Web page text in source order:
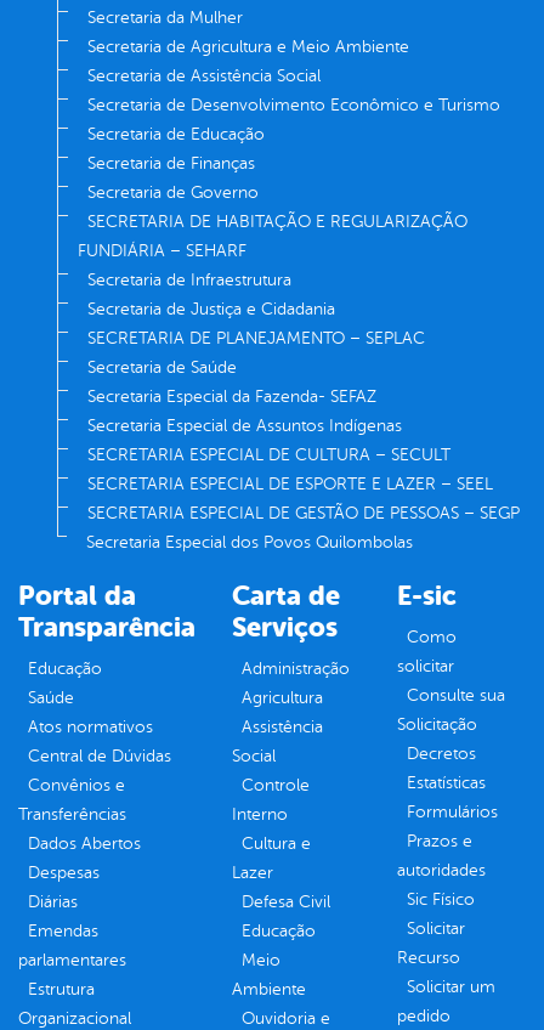
Secretaria da Mulher
Secretaria de Agricultura e Meio Ambiente
Secretaria de Assistência Social
Secretaria de Desenvolvimento Econômico e Turismo
Secretaria de Educação
Secretaria de Finanças
Secretaria de Governo
SECRETARIA DE HABITAÇÃO E REGULARIZAÇÃO
FUNDIÁRIA – SEHARF
Secretaria de Infraestrutura
Secretaria de Justiça e Cidadania
SECRETARIA DE PLANEJAMENTO – SEPLAC
Secretaria de Saúde
Secretaria Especial da Fazenda- SEFAZ
Secretaria Especial de Assuntos Indígenas
SECRETARIA ESPECIAL DE CULTURA – SECULT
SECRETARIA ESPECIAL DE ESPORTE E LAZER – SEEL
SECRETARIA ESPECIAL DE GESTÃO DE PESSOAS – SEGP
Secretaria Especial dos Povos Quilombolas
Portal da
Transparência
Educação
Saúde
Atos normativos
Central de Dúvidas
Convênios e
Transferências
Dados Abertos
Despesas
Diárias
Emendas
parlamentares
Estrutura
Organizacional
Carta de
Serviços
Administração
Agricultura
Assistência
Social
Controle
Interno
Cultura e
Lazer
Defesa Civil
Educação
Meio
Ambiente
Ouvidoria e
E-sic
Como
solicitar
Consulte sua
Solicitação
Decretos
Estatísticas
Formulários
Prazos e
autoridades
Sic Físico
Solicitar
Recurso
Solicitar um
pedido